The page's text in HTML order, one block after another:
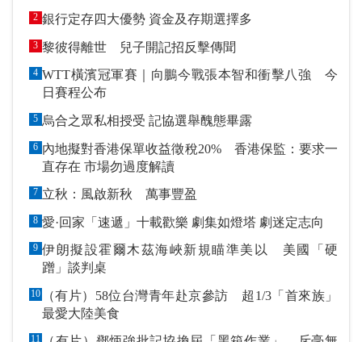
2 銀行定存四大優勢 資金及存期選擇多
3 黎彼得離世 兒子開記招反擊傳聞
4 WTT橫濱冠軍賽｜向鵬今戰張本智和衝擊八強 今
日賽程公布
5 烏合之眾私相授受 記協選舉醜態畢露
6 內地擬對香港保單收益徵稅20% 香港保監：要求一
直存在 市場勿過度解讀
7 立秋：風啟新秋 萬事豐盈
8 愛·回家「速遞」十載歡樂 劇集如燈塔 劇迷定志向
9 伊朗擬設霍爾木茲海峽新規瞄準美以 美國「硬
蹭」談判桌
10
（有片）58位台灣青年赴京參訪 超1/3「首來族」
最愛大陸美食
11